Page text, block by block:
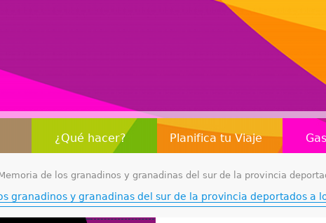
¿Qué hacer? Planifica tu Viaje
Memoria de los granadinos y granadinas del sur de la provincia
granadinos y granadinas del sur de la provincia deportados a